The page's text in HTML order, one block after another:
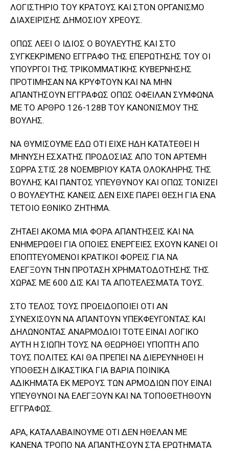
ΛΟΓΙΣΤΗΡΙΟ ΤΟΥ ΚΡΑΤΟΥΣ ΚΑΙ ΣΤΟΝ ΟΡΓΑΝΙΣΜΟ
ΔΙΑΧΕΙΡΙΣΗΣ ΔΗΜΟΣΙΟΥ ΧΡΕΟΥΣ.
ΟΠΩΣ ΛΕΕΙ Ο ΙΔΙΟΣ Ο ΒΟΥΛΕΥΤΗΣ ΚΑΙ ΣΤΟ
ΣΥΓΚΕΚΡΙΜΕΝΟ ΕΓΓΡΑΦΟ ΤΗΣ ΕΠΕΡΩΤΗΣΗΣ ΤΟΥ ΟΙ
ΥΠΟΥΡΓΟΙ ΤΗΣ ΤΡΙΚΟΜΜΑΤΙΚΗΣ ΚΥΒΕΡΝΗΣΗΣ
ΠΡΟΤΙΜΗΣΑΝ ΝΑ ΚΡΥΦΤΟΥΝ ΚΑΙ ΝΑ ΜΗΝ
ΑΠΑΝΤΗΣΟΥΝ ΕΓΓΡΑΦΩΣ ΟΠΩΣ ΟΦΕΙΛΑΝ ΣΥΜΦΩΝΑ
ΜΕ ΤΟ ΑΡΘΡΟ 126-128Β ΤΟΥ ΚΑΝΟΝΙΣΜΟΥ ΤΗΣ
ΒΟΥΛΗΣ.
ΝΑ ΘΥΜΙΣΟΥΜΕ ΕΔΩ ΟΤΙ ΕΙΧΕ ΗΔΗ ΚΑΤΑΤΕΘΕΙ Η
ΜΗΝΥΣΗ ΕΣΧΑΤΗΣ ΠΡΟΔΟΣΙΑΣ ΑΠΟ ΤΟΝ ΑΡΤΕΜΗ
ΣΩΡΡΑ ΣΤΙΣ 28 ΝΟΕΜΒΡΙΟΥ ΚΑΤΑ ΟΛΟΚΛΗΡΗΣ ΤΗΣ
ΒΟΥΛΗΣ ΚΑΙ ΠΑΝΤΟΣ ΥΠΕΥΘΥΝΟΥ ΚΑΙ ΟΠΩΣ ΤΟΝΙΖΕΙ
Ο ΒΟΥΛΕΥΤΗΣ ΚΑΝΕΙΣ ΔΕΝ ΕΙΧΕ ΠΑΡΕΙ ΘΕΣΗ ΓΙΑ ΕΝΑ
ΤΕΤΟΙΟ ΕΘΝΙΚΟ ΖΗΤΗΜΑ.
ΖΗΤΑΕΙ ΑΚΟΜΑ ΜΙΑ ΦΟΡΑ ΑΠΑΝΤΗΣΕΙΣ ΚΑΙ ΝΑ
ΕΝΗΜΕΡΩΘΕΙ ΓΙΑ ΟΠΟΙΕΣ ΕΝΕΡΓΕΙΕΣ ΕΧΟΥΝ ΚΑΝΕΙ ΟΙ
ΕΠΟΠΤΕΥΟΜΕΝΟΙ ΚΡΑΤΙΚΟΙ ΦΟΡΕΙΣ ΓΙΑ ΝΑ
ΕΛΕΓΞΟΥΝ ΤΗΝ ΠΡΟΤΑΣΗ ΧΡΗΜΑΤΟΔΟΤΗΣΗΣ ΤΗΣ
ΧΩΡΑΣ ΜΕ 600 ΔΙΣ ΚΑΙ ΤΑ ΑΠΟΤΕΛΕΣΜΑΤΑ ΤΟΥΣ.
ΣΤΟ ΤΕΛΟΣ ΤΟΥΣ ΠΡΟΕΙΔΟΠΟΙΕΙ ΟΤΙ ΑΝ
ΣΥΝΕΧΙΣΟΥΝ ΝΑ ΑΠΑΝΤΟΥΝ ΥΠΕΚΦΕΥΓΟΝΤΑΣ ΚΑΙ
ΔΗΛΩΝΟΝΤΑΣ ΑΝΑΡΜΟΔΙΟΙ ΤΟΤΕ ΕΙΝΑΙ ΛΟΓΙΚΟ
ΑΥΤΗ Η ΣΙΩΠΗ ΤΟΥΣ ΝΑ ΘΕΩΡΗΘΕΙ ΥΠΟΠΤΗ ΑΠΟ
ΤΟΥΣ ΠΟΛΙΤΕΣ ΚΑΙ ΘΑ ΠΡΕΠΕΙ ΝΑ ΔΙΕΡΕΥΝΗΘΕΙ Η
ΥΠΟΘΕΣΗ ΔΙΚΑΣΤΙΚΑ ΓΙΑ ΒΑΡΙΑ ΠΟΙΝΙΚΑ
ΑΔΙΚΗΜΑΤΑ ΕΚ ΜΕΡΟΥΣ ΤΩΝ ΑΡΜΟΔΙΩΝ ΠΟΥ ΕΙΝΑΙ
ΥΠΕΥΘΥΝΟΙ ΝΑ ΕΛΕΓΞΟΥΝ ΚΑΙ ΝΑ ΤΟΠΟΘΕΤΗΘΟΥΝ
ΕΓΓΡΑΦΩΣ.
ΑΡΑ, ΚΑΤΑΛΑΒΑΙΝΟΥΜΕ ΟΤΙ ΔΕΝ ΗΘΕΛΑΝ ΜΕ
ΚΑΝΕΝΑ ΤΡΟΠΟ ΝΑ ΑΠΑΝΤΗΣΟΥΝ ΣΤΑ ΕΡΩΤΗΜΑΤΑ